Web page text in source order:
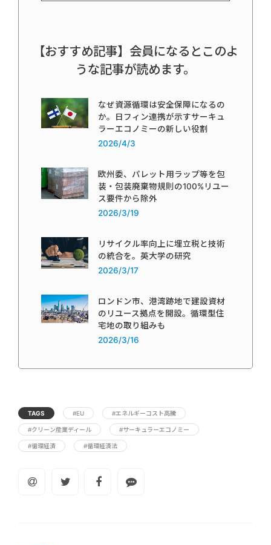
【おすすめ記事】会員になるとこのよ
うな記事が読めます。
なぜ資源循環は安全保障になるの
か。日フィン連携が示すサーキュ
ラーエコノミーの新しい役割
2026/4/3
欧州委、パレット用ラップ等を包
装・包装廃棄物規則の100%リユー
ス要件から除外
2026/3/19
リサイクル率向上に埋立税と技術
の統合を。英大学の研究
2026/3/17
ロンドン市、港湾跡地で建設資材
のリユース拠点を開設。循環型住
宅地の取り組みも
2026/3/16
TAGS #EU #エネルギーコスト高騰
#クリーン産業ディール #サーキュラーエコノミー
#循環経済 #循環経済法